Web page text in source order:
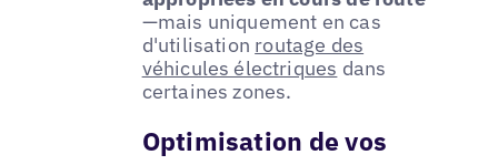
—mais uniquement en cas
d'utilisation routage des
véhicules électriques dans
certaines zones.
Optimisation de vos